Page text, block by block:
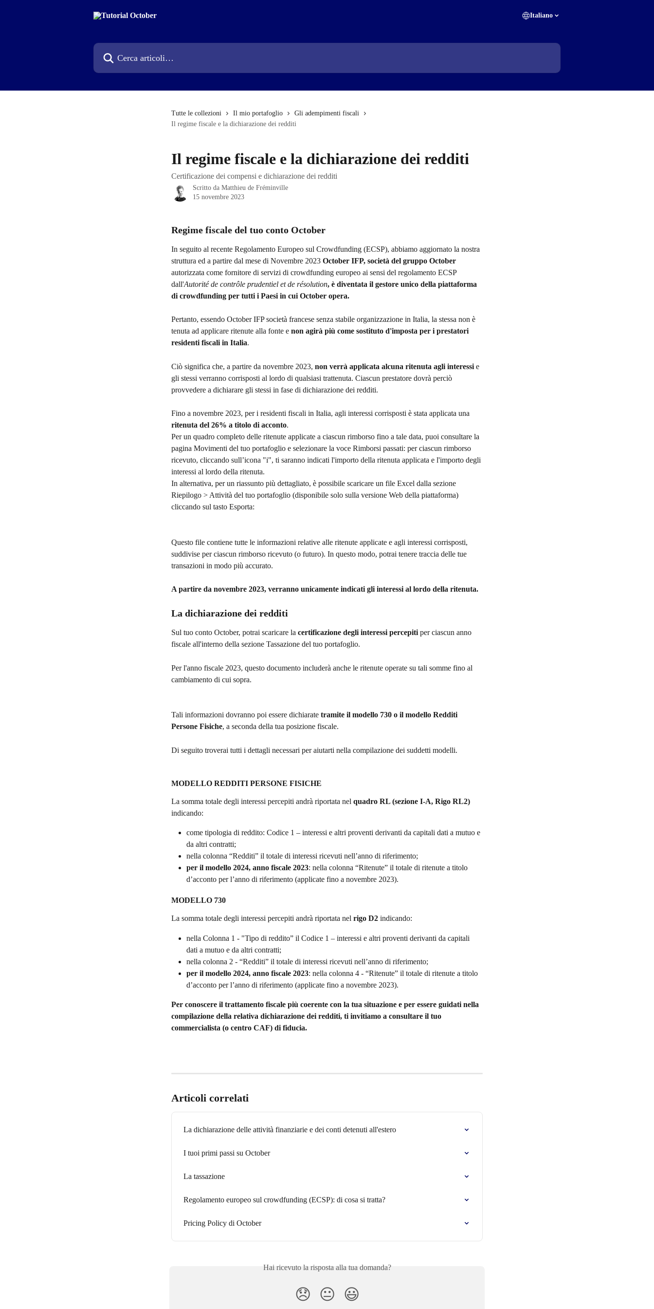
Italiano
Cerca articoli…
Tutte le collezioni Il mio portafoglio
Gli adempimenti fiscali
Il regime fiscale e la dichiarazione dei redditi
Il regime fiscale e la dichiarazione dei redditi
Certificazione dei compensi e dichiarazione dei redditi
Scritto da Matthieu de Fréminville
15 novembre 2023
Regime fiscale del tuo conto October
In seguito al recente Regolamento Europeo sul Crowdfunding (ECSP), abbiamo aggiornato la nostra
struttura ed a partire dal mese di Novembre 2023 October IFP, società del gruppo October
autorizzata come fornitore di servizi di crowdfunding europeo ai sensi del regolamento ECSP
dall'Autorité de contrôle prudentiel et de résolution, è diventata il gestore unico della piattaforma
di crowdfunding per tutti i Paesi in cui October opera.
Pertanto, essendo October IFP società francese senza stabile organizzazione in Italia, la stessa non è
tenuta ad applicare ritenute alla fonte e non agirà più come sostituto d'imposta per i prestatori
residenti fiscali in Italia.
Ciò significa che, a partire da novembre 2023, non verrà applicata alcuna ritenuta agli interessi e
gli stessi verranno corrisposti al lordo di qualsiasi trattenuta. Ciascun prestatore dovrà perciò
provvedere a dichiarare gli stessi in fase di dichiarazione dei redditi.
Fino a novembre 2023, per i residenti fiscali in Italia, agli interessi corrisposti è stata applicata una
ritenuta del 26% a titolo di acconto.
Per un quadro completo delle ritenute applicate a ciascun rimborso fino a tale data, puoi consultare la
pagina Movimenti del tuo portafoglio e selezionare la voce Rimborsi passati: per ciascun rimborso
ricevuto, cliccando sull’icona "i", ti saranno indicati l'importo della ritenuta applicata e l'importo degli
interessi al lordo della ritenuta.
In alternativa, per un riassunto più dettagliato, è possibile scaricare un file Excel dalla sezione
Riepilogo > Attività del tuo portafoglio (disponibile solo sulla versione Web della piattaforma)
cliccando sul tasto Esporta:
Questo file contiene tutte le informazioni relative alle ritenute applicate e agli interessi corrisposti,
suddivise per ciascun rimborso ricevuto (o futuro). In questo modo, potrai tenere traccia delle tue
transazioni in modo più accurato.
A partire da novembre 2023, verranno unicamente indicati gli interessi al lordo della ritenuta.
La dichiarazione dei redditi
Sul tuo conto October, potrai scaricare la certificazione degli interessi percepiti per ciascun anno
fiscale all'interno della sezione Tassazione del tuo portafoglio.
Per l'anno fiscale 2023, questo documento includerà anche le ritenute operate su tali somme fino al
cambiamento di cui sopra.
Tali informazioni dovranno poi essere dichiarate tramite il modello 730 o il modello Redditi
Persone Fisiche, a seconda della tua posizione fiscale.
Di seguito troverai tutti i dettagli necessari per aiutarti nella compilazione dei suddetti modelli.
MODELLO REDDITI PERSONE FISICHE
La somma totale degli interessi percepiti andrà riportata nel quadro RL (sezione I-A, Rigo RL2)
indicando:
come tipologia di reddito: Codice 1 – interessi e altri proventi derivanti da capitali dati a mutuo e
da altri contratti;
nella colonna “Redditi” il totale di interessi ricevuti nell’anno di riferimento;
per il modello 2024, anno fiscale 2023: nella colonna “Ritenute” il totale di ritenute a titolo
d’acconto per l’anno di riferimento (applicate fino a novembre 2023).
MODELLO 730
La somma totale degli interessi percepiti andrà riportata nel rigo D2 indicando:
nella Colonna 1 - "Tipo di reddito” il Codice 1 – interessi e altri proventi derivanti da capitali
dati a mutuo e da altri contratti;
nella colonna 2 - “Redditi” il totale di interessi ricevuti nell’anno di riferimento;
per il modello 2024, anno fiscale 2023: nella colonna 4 - “Ritenute” il totale di ritenute a titolo
d’acconto per l’anno di riferimento (applicate fino a novembre 2023).
Per conoscere il trattamento fiscale più coerente con la tua situazione e per essere guidati nella
compilazione della relativa dichiarazione dei redditi, ti invitiamo a consultare il tuo
commercialista (o centro CAF) di fiducia.
Articoli correlati
La dichiarazione delle attività finanziarie e dei conti detenuti all'estero
I tuoi primi passi su October
La tassazione
Regolamento europeo sul crowdfunding (ECSP): di cosa si tratta?
Pricing Policy di October
Hai ricevuto la risposta alla tua domanda?
😞 😐 😃